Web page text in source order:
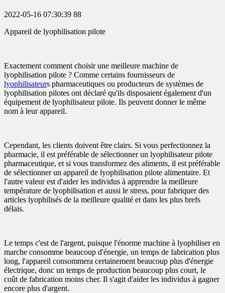
2022-05-16 07:30:39 88
Appareil de lyophilisation pilote
Exactement comment choisir une meilleure machine de
lyophilisation pilote ? Comme certains fournisseurs de
lyophilisateurs pharmaceutiques ou producteurs de systèmes de
lyophilisation pilotes ont déclaré qu'ils disposaient également d'un
équipement de lyophilisateur pilote. Ils peuvent donner le même
nom à leur appareil.
Cependant, les clients doivent être clairs. Si vous perfectionnez la
pharmacie, il est préférable de sélectionner un lyophilisateur pilote
pharmaceutique, et si vous transformez des aliments, il est préférable
de sélectionner un appareil de lyophilisation pilote alimentaire. Et
l'autre valeur est d'aider les individus à apprendre la meilleure
température de lyophilisation et aussi le stress, pour fabriquer des
articles lyophilisés de la meilleure qualité et dans les plus brefs
délais.
Le temps c'est de l'argent, puisque l'énorme machine à lyophiliser en
marche consomme beaucoup d'énergie, un temps de fabrication plus
long, l'appareil consommera certainement beaucoup plus d'énergie
électrique, donc un temps de production beaucoup plus court, le
coût de fabrication moins cher. Il s'agit d'aider les individus à gagner
encore plus d'argent.